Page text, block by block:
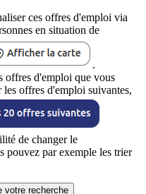
ces offres d'emploi via
en situation de
.
offres d'emploi que vous
offres d'emploi suivantes,
de changer le
pouvez par exemple les trier
votre recherche